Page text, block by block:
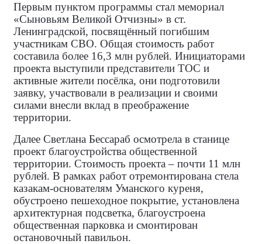
Первым пунктом программы стал мемориал
«Сыновьям Великой Отчизны» в ст.
Ленинградской, посвящённый погибшим
участникам СВО. Общая стоимость работ
составила более 16,3 млн рублей. Инициаторами
проекта выступили представители ТОС и
активные жители посёлка, они подготовили
заявку, участвовали в реализации и своими
силами внесли вклад в преображение
территории.
Далее Светлана Бессараб осмотрела в станице
проект благоустройства общественной
территории. Стоимость проекта – почти 11 млн
рублей. В рамках работ отремонтирована стела
казакам‑основателям Уманского куреня,
обустроено пешеходное покрытие, установлена
архитектурная подсветка, благоустроена
общественная парковка и смонтирован
остановочный павильон.